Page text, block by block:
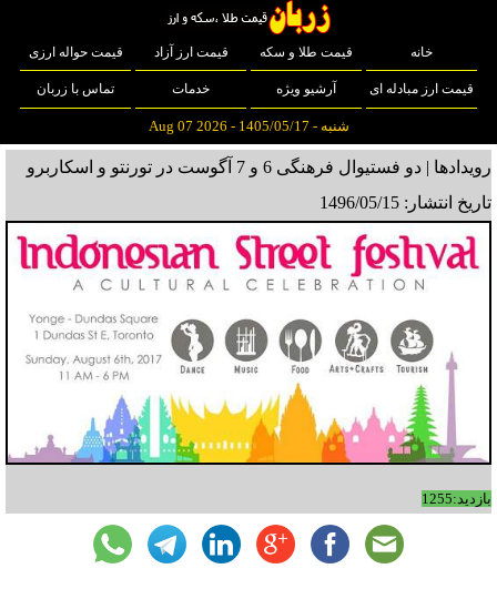
خانه قیمت طلا و سکه قیمت ارز آزاد قیمت حواله ارزی
قیمت ارز مبادله ای آرشیو ویژه خدمات تماس با زربان
شنبه - 1405/05/17 - Aug 07 2026
رویدادها | دو فستیوال فرهنگی 6 و 7 آگوست در تورنتو و اسکاربرو
تاریخ انتشار: 1496/05/15
بازدید:1255